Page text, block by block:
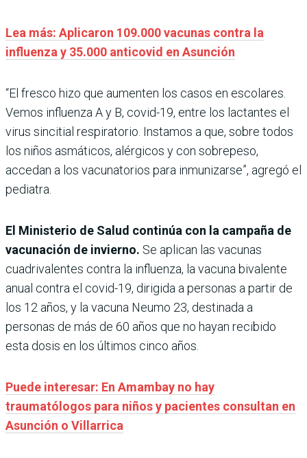
Lea más: Aplicaron 109.000 vacunas contra la
influenza y 35.000 anticovid en Asunción
“El fresco hizo que aumenten los casos en escolares.
Vemos influenza A y B, covid-19, entre los lactantes el
virus sincitial respiratorio. Instamos a que, sobre todos
los niños asmáticos, alérgicos y con sobrepeso,
accedan a los vacunatorios para inmunizarse”, agregó el
pediatra.
El Ministerio de Salud continúa con la campaña de
vacunación de invierno. Se aplican las vacunas
cuadrivalentes contra la influenza, la vacuna bivalente
anual contra el covid-19, dirigida a personas a partir de
los 12 años, y la vacuna Neumo 23, destinada a
personas de más de 60 años que no hayan recibido
esta dosis en los últimos cinco años.
Puede interesar: En Amambay no hay
traumatólogos para niños y pacientes consultan en
Asunción o Villarrica